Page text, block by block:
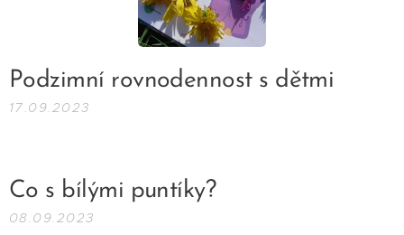
Podzimní rovnodennost s dětmi
17.09.2023
Co s bílými puntíky?
08.09.2023